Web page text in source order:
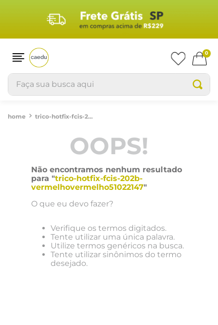
0
Faça sua busca aqui
trico-hotfix-fcis-202b-vermelhovermelho51022147
OOPS!
Não encontramos nenhum resultado
para "trico-hotfix-fcis-202b-
vermelhovermelho51022147"
O que eu devo fazer?
Verifique os termos digitados.
Tente utilizar uma única palavra.
Utilize termos genéricos na busca.
Tente utilizar sinônimos do termo
desejado.